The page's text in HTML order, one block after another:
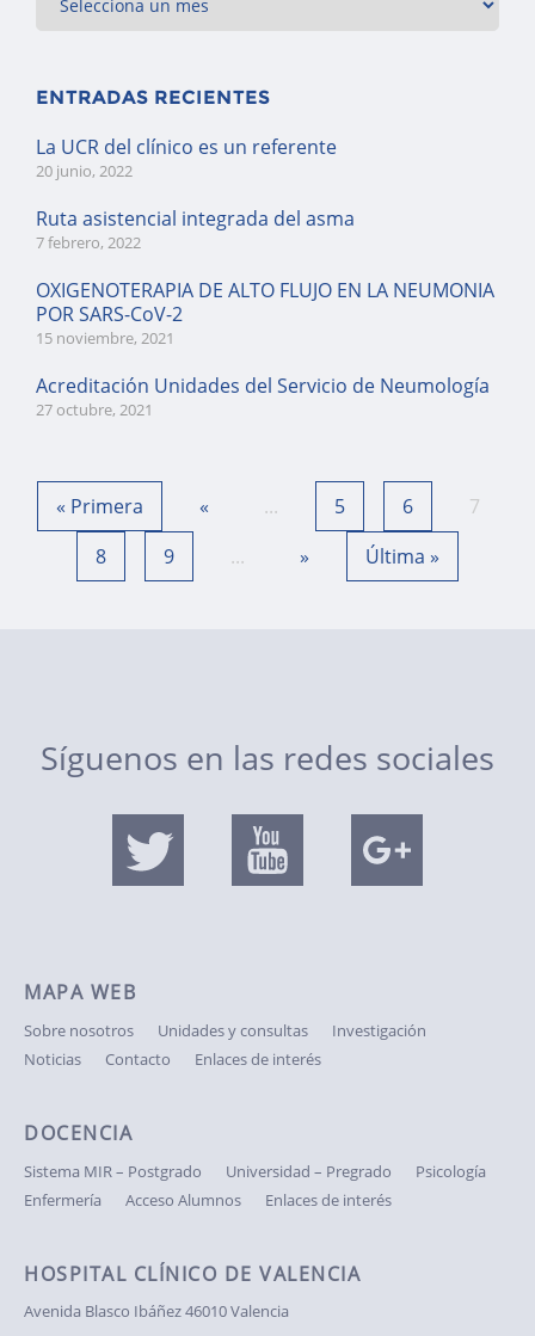
ENTRADAS RECIENTES
La UCR del clínico es un referente
20 junio, 2022
Ruta asistencial integrada del asma
7 febrero, 2022
OXIGENOTERAPIA DE ALTO FLUJO EN LA NEUMONIA
POR SARS-CoV-2
15 noviembre, 2021
Acreditación Unidades del Servicio de Neumología
27 octubre, 2021
« Primera « ... 5 6
7
8
9 ... » Última »
Síguenos en las redes sociales
HOSPITAL CLÍNICO DE VALENCIA
Avenida Blasco Ibáñez46010 Valencia
MAPA WEB
Sobre nosotros Unidades y consultas
Investigación
Noticias
Contacto Enlaces de interés
DOCENCIA
Sistema MIR – Postgrado Universidad – Pregrado
Psicología
Enfermería
Acceso Alumnos Enlaces de interés